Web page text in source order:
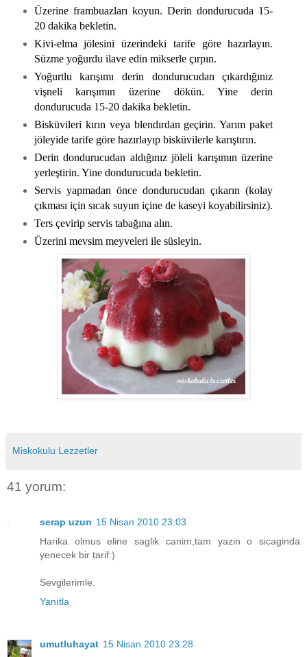
Üzerine frambuazları koyun. Derin dondurucuda 15-
20 dakika bekletin.
Kivi-elma jölesini üzerindeki tarife göre hazırlayın.
Süzme yoğurdu ilave edin mikserle çırpın.
Yoğurtlu karışımı derin dondurucudan çıkardığınız
vişneli karışımın üzerine dökün. Yine derin
dondurucuda 15-20 dakika bekletin.
Bisküvileri kırın veya blendırdan geçirin. Yarım paket
jöleyide tarife göre hazırlayıp bisküvilerle karıştırın.
Derin dondurucudan aldığınız jöleli karışımın üzerine
yerleştirin. Yine dondurucuda bekletin.
Servis yapmadan önce dondurucudan çıkarın (kolay
çıkması için sıcak suyun içine de kaseyi koyabilirsiniz).
Ters çevirip servis tabağına alın.
Üzerini mevsim meyveleri ile süsleyin.
Miskokulu Lezzetler
41 yorum:
serap uzun 15 Nisan 2010 23:03
Harika olmus eline saglik canim,tam yazin o sicaginda
yenecek bir tarif:)
Sevgilerimle.
Yanıtla
umutluhayat 15 Nisan 2010 23:28